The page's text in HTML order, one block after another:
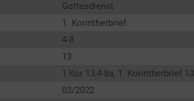
Gottesdienst
1. Korintherbrief
4-8
13
1 Kor 13,4-8a, 1. Korintherbrief
03/2022